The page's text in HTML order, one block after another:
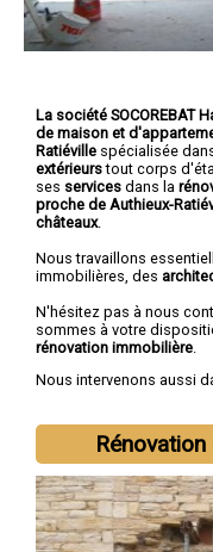
La société SOCOREBAT
de maison et
Ratiéville spécialisée
extérieurstout corps
ses services dans la
proche de Authieux-
châteaux.
Nous travaillons
immobilières, des
N'hésitez pas à nous
sommes à votre
rénovation immobilière
Nous intervenons aussi
Elbeuf